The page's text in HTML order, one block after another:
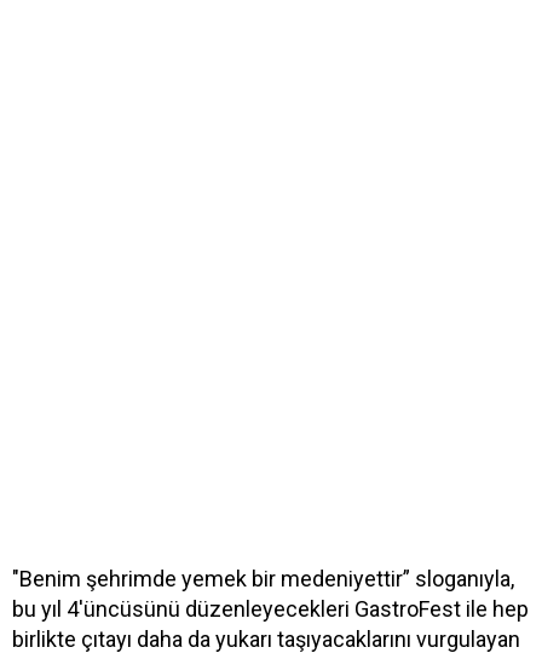
"Benim şehrimde yemek bir medeniyettir” sloganıyla,
bu yıl 4'üncüsünü düzenleyecekleri GastroFest ile hep
birlikte çıtayı daha da yukarı taşıyacaklarını vurgulayan